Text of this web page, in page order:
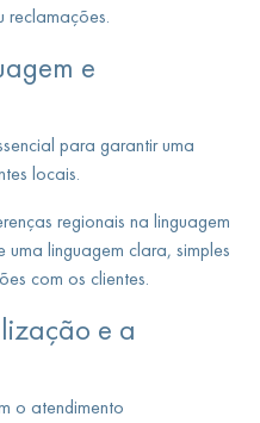
reclamações.
e
para garantir uma
locais.
regionais na linguagem
linguagem clara, simples
com os clientes.
e a
o atendimento